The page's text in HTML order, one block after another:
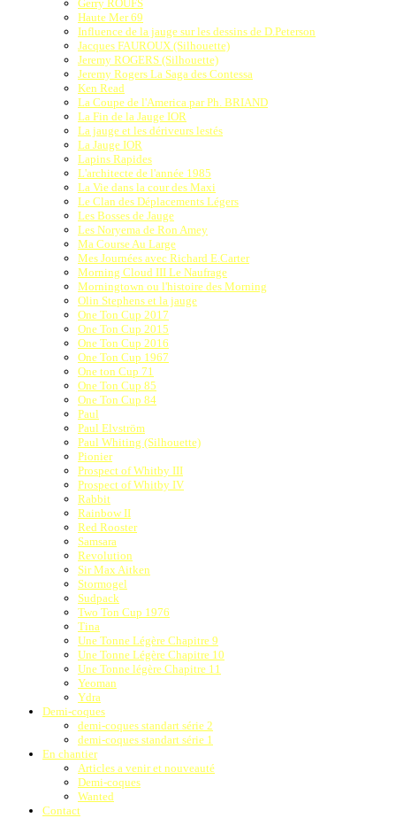
Gerry ROUFS
Haute Mer 69
Influence de la jauge sur les dessins de D.Peterson
Jacques FAUROUX (Silhouette)
Jeremy ROGERS (Silhouette)
Jeremy Rogers La Saga des Contessa
Ken Read
La Coupe de l'America par Ph. BRIAND
La Fin de la Jauge IOR
La jauge et les dériveurs lestés
La Jauge IOR
Lapins Rapides
L'architecte de l'année 1985
La Vie dans la cour des Maxi
Le Clan des Déplacements Légers
Les Bosses de Jauge
Les Noryema de Ron Amey
Ma Course Au Large
Mes Journées avec Richard E.Carter
Morning Cloud III Le Naufrage
Morningtown ou l'histoire des Morning
Olin Stephens et la jauge
One Ton Cup 2017
One Ton Cup 2015
One Ton Cup 2016
One Ton Cup 1967
One ton Cup 71
One Ton Cup 85
One Ton Cup 84
Paul
Paul Elvström
Paul Whiting (Silhouette)
Pionier
Prospect of Whitby III
Prospect of Whitby IV
Rabbit
Rainbow II
Red Rooster
Samsara
Revolution
Sir Max Aitken
Stormogel
Sudpack
Two Ton Cup 1976
Tina
Une Tonne Légère Chapitre 9
Une Tonne Légère Chapitre 10
Une Tonne légère Chapitre 11
Yeoman
Ydra
Demi-coques
demi-coques standart série 2
demi-coques standart série 1
En chantier
Articles a venir et nouveauté
Demi-coques
Wanted
Contact